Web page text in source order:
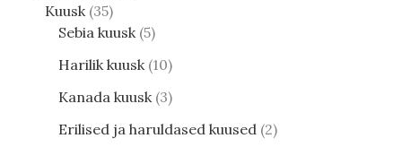
Kuusk 35
Sebia kuusk 5
Harilik kuusk 10
Kanada kuusk 3
Erilised ja haruldased kuused 2